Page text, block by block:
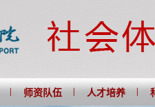
师资队伍 人才培养